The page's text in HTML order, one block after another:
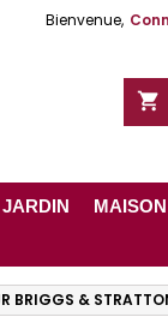
Bienvenue,
shopping_cart
JARDIN MAISON
BRIGGS &